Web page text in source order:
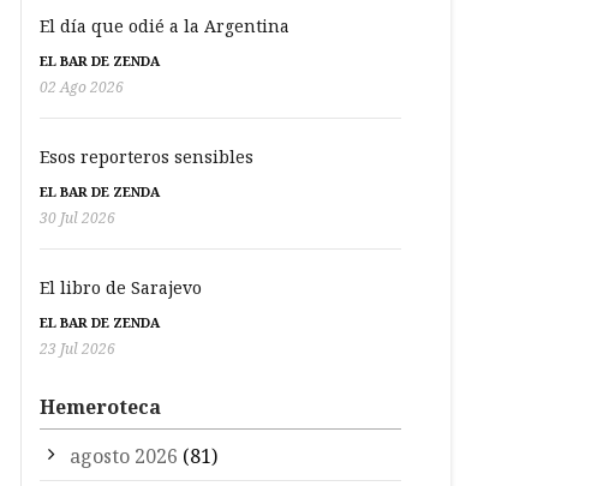
El día que odié a la Argentina
EL BAR DE ZENDA
02 Ago 2026
Esos reporteros sensibles
EL BAR DE ZENDA
30 Jul 2026
El libro de Sarajevo
EL BAR DE ZENDA
23 Jul 2026
Hemeroteca
agosto 2026 (81)